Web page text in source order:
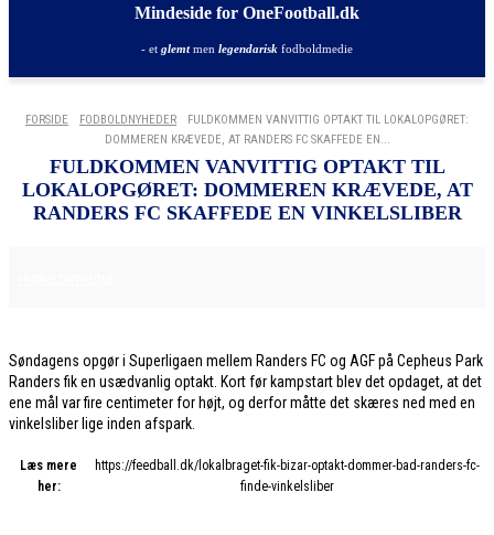
Mindeside for OneFootball.dk
- et glemtmen legendarisk fodboldmedie
FORSIDE FODBOLDNYHEDER
FULDKOMMEN VANVITTIG OPTAKT TIL LOKALOPGØRET:
DOMMEREN KRÆVEDE, AT RANDERS FC SKAFFEDE EN...
FULDKOMMEN VANVITTIG OPTAKT TIL
LOKALOPGØRET: DOMMEREN KRÆVEDE, AT
RANDERS FC SKAFFEDE EN VINKELSLIBER
Søndagens opgør i Superligaen mellem Randers FC og AGF på Cepheus Park
Randers fik en usædvanlig optakt. Kort før kampstart blev det opdaget, at det
ene mål var fire centimeter for højt, og derfor måtte det skæres ned med en
vinkelsliber lige inden afspark.
Læs mere
her:
https://feedball.dk/lokalbraget-fik-bizar-optakt-dommer-bad-randers-fc-
finde-vinkelsliber